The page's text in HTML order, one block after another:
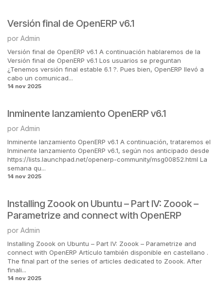
Versión final de OpenERP v6.1
por Admin
Versión final de OpenERP v6.1 A continuación hablaremos de la
Versión final de OpenERP v6.1 Los usuarios se preguntan
¿Tenemos versión final estable 6.1 ?. Pues bien, OpenERP llevó a
cabo un comunicad...
14 nov 2025
Inminente lanzamiento OpenERP v6.1
por Admin
Inminente lanzamiento OpenERP v6.1 A continuación, trataremos el
Inminente lanzamiento OpenERP v6.1, según nos anticipado desde
https://lists.launchpad.net/openerp-community/msg00852.html La
semana qu...
14 nov 2025
Installing Zoook on Ubuntu – Part IV: Zoook –
Parametrize and connect with OpenERP
por Admin
Installing Zoook on Ubuntu – Part IV: Zoook – Parametrize and
connect with OpenERP Artículo también disponible en castellano .
The final part of the series of articles dedicated to Zoook. After
finali...
14 nov 2025